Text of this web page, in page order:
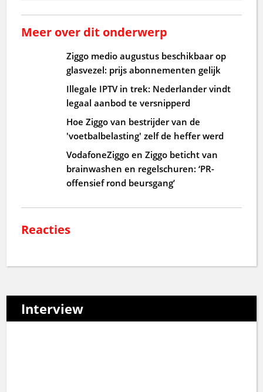
Meer over dit onderwerp
Ziggo medio augustus beschikbaar op
glasvezel: prijs abonnementen gelijk
Illegale IPTV in trek: Nederlander vindt
legaal aanbod te versnipperd
Hoe Ziggo van bestrijder van de
'voetbalbelasting' zelf de heffer werd
VodafoneZiggo en Ziggo beticht van
brainwashen en regelschuren: ‘PR-
offensief rond beursgang’
Reacties
Interview